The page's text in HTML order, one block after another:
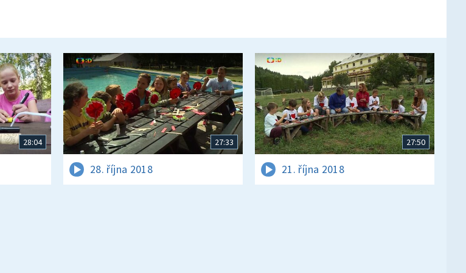
28:04 27:33
28. října 2018
27:50
21. října 2018